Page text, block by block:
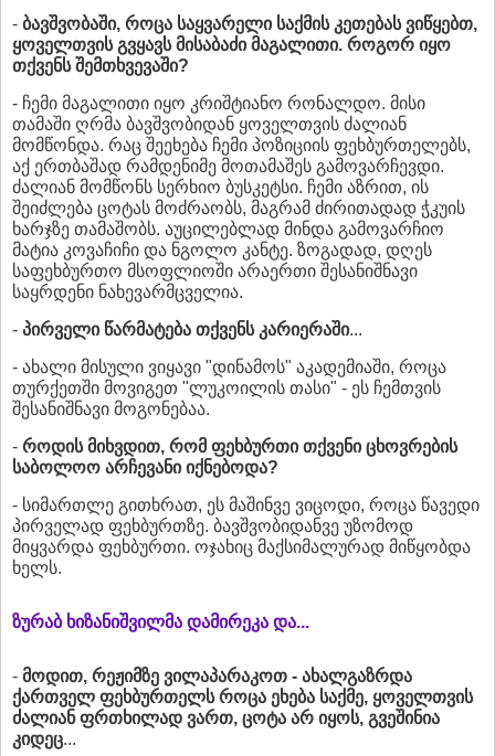
- ბავშვობაში, როცა საყვარელი საქმის კეთებას ვიწყებთ,
ყოველთვის გვყავს მისაბაძი მაგალითი. როგორ იყო
თქვენს შემთხვევაში?
- ჩემი მაგალითი იყო კრიშტიანო რონალდო. მისი
თამაში ღრმა ბავშვობიდან ყოველთვის ძალიან
მომწონდა. რაც შეეხება ჩემი პოზიციის ფეხბურთელებს,
აქ ერთბაშად რამდენიმე მოთამაშეს გამოვარჩევდი.
ძალიან მომწონს სერხიო ბუსკეტსი. ჩემი აზრით, ის
შეიძლება ცოტას მოძრაობს, მაგრამ ძირითადად ჭკუის
ხარჯზე თამაშობს. აუცილებლად მინდა გამოვარჩიო
მატია კოვაჩიჩი და ნგოლო კანტე. ზოგადად, დღეს
საფეხბურთო მსოფლიოში არაერთი შესანიშნავი
საყრდენი ნახევარმცველია.
- პირველი წარმატება თქვენს კარიერაში...
- ახალი მისული ვიყავი "დინამოს" აკადემიაში, როცა
თურქეთში მოვიგეთ "ლუკოილის თასი" - ეს ჩემთვის
შესანიშნავი მოგონებაა.
- როდის მიხვდით, რომ ფეხბურთი თქვენი ცხოვრების
საბოლოო არჩევანი იქნებოდა?
- სიმართლე გითხრათ, ეს მაშინვე ვიცოდი, როცა წავედი
პირველად ფეხბურთზე. ბავშვობიდანვე უზომოდ
მიყვარდა ფეხბურთი. ოჯახიც მაქსიმალურად მიწყობდა
ხელს.
ზურაბ ხიზანიშვილმა დამირეკა და...
- მოდით, რეჟიმზე ვილაპარაკოთ - ახალგაზრდა
ქართველ ფეხბურთელს როცა ეხება საქმე, ყოველთვის
ძალიან ფრთხილად ვართ, ცოტა არ იყოს, გვეშინია
კიდეც...